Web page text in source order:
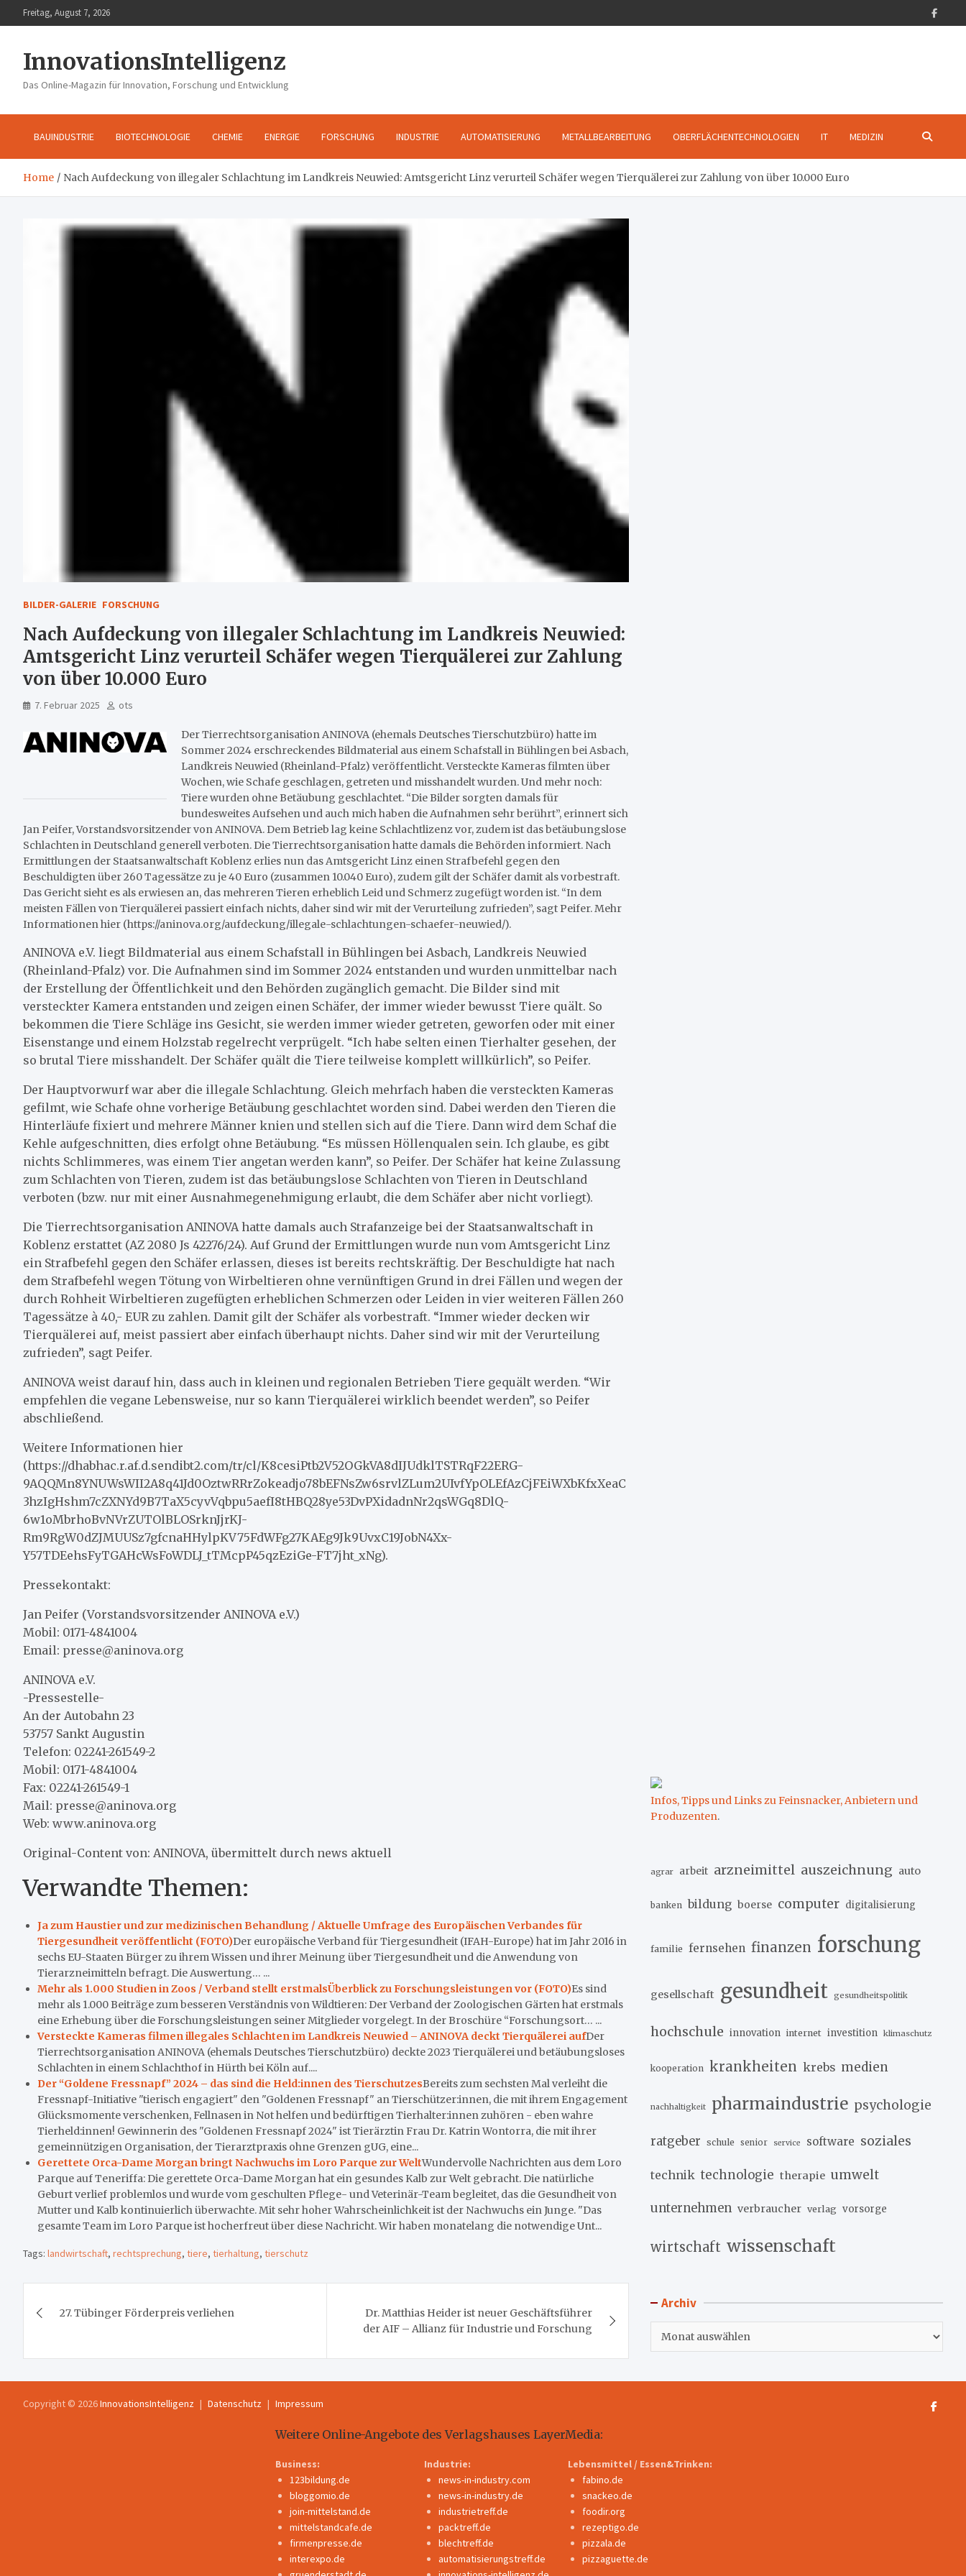
to
Freitag, August 7, 2026
InnovationsIntelligenz
Das Online-Magazin für Innovation, Forschung und Entwicklung
BAUINDUSTRIE BIOTECHNOLOGIE CHEMIE ENERGIE FORSCHUNG INDUSTRIE AUTOMATISIERUNG METALLBEARBEITUNG OBERFLÄCHENTECHNOLOGIEN IT MEDIZIN
Home Nach Aufdeckung von illegaler Schlachtung im Landkreis Neuwied: Amtsgericht Linz verurteil Schäfer wegen Tierquälerei zur Zahlung von über 10.000 Euro
BILDER-GALERIE FORSCHUNG
Nach Aufdeckung von illegaler Schlachtung im Landkreis Neuwied:
Amtsgericht Linz verurteil Schäfer wegen Tierquälerei zur Zahlung
von über 10.000 Euro
7. Februar 2025 ots
Der Tierrechtsorganisation ANINOVA (ehemals Deutsches Tierschutzbüro) hatte im
Sommer 2024 erschreckendes Bildmaterial aus einem Schafstall in Bühlingen bei Asbach,
Landkreis Neuwied (Rheinland-Pfalz) veröffentlicht. Versteckte Kameras filmten über
Wochen, wie Schafe geschlagen, getreten und misshandelt wurden. Und mehr noch:
Tiere wurden ohne Betäubung geschlachtet. “Die Bilder sorgten damals für
bundesweites Aufsehen und auch mich haben die Aufnahmen sehr berührt”, erinnert sich
Jan Peifer, Vorstandsvorsitzender von ANINOVA. Dem Betrieb lag keine Schlachtlizenz vor, zudem ist das betäubungslose
Schlachten in Deutschland generell verboten. Die Tierrechtsorganisation hatte damals die Behörden informiert. Nach
Ermittlungen der Staatsanwaltschaft Koblenz erlies nun das Amtsgericht Linz einen Strafbefehl gegen den
Beschuldigten über 260 Tagessätze zu je 40 Euro (zusammen 10.040 Euro), zudem gilt der Schäfer damit als vorbestraft.
Das Gericht sieht es als erwiesen an, das mehreren Tieren erheblich Leid und Schmerz zugefügt worden ist. “In dem
meisten Fällen von Tierquälerei passiert einfach nichts, daher sind wir mit der Verurteilung zufrieden”, sagt Peifer. Mehr
Informationen hier (https://aninova.org/aufdeckung/illegale-schlachtungen-schaefer-neuwied/).
ANINOVA e.V. liegt Bildmaterial aus einem Schafstall in Bühlingen bei Asbach, Landkreis Neuwied
(Rheinland-Pfalz) vor. Die Aufnahmen sind im Sommer 2024 entstanden und wurden unmittelbar nach
der Erstellung der Öffentlichkeit und den Behörden zugänglich gemacht. Die Bilder sind mit
versteckter Kamera entstanden und zeigen einen Schäfer, der immer wieder bewusst Tiere quält. So
bekommen die Tiere Schläge ins Gesicht, sie werden immer wieder getreten, geworfen oder mit einer
Eisenstange und einem Holzstab regelrecht verprügelt. “Ich habe selten einen Tierhalter gesehen, der
so brutal Tiere misshandelt. Der Schäfer quält die Tiere teilweise komplett willkürlich”, so Peifer.
Der Hauptvorwurf war aber die illegale Schlachtung. Gleich mehrfach haben die versteckten Kameras
gefilmt, wie Schafe ohne vorherige Betäubung geschlachtet worden sind. Dabei werden den Tieren die
Hinterläufe fixiert und mehrere Männer knien und stellen sich auf die Tiere. Dann wird dem Schaf die
Kehle aufgeschnitten, dies erfolgt ohne Betäubung. “Es müssen Höllenqualen sein. Ich glaube, es gibt
nichts Schlimmeres, was einem Tier angetan werden kann”, so Peifer. Der Schäfer hat keine Zulassung
zum Schlachten von Tieren, zudem ist das betäubungslose Schlachten von Tieren in Deutschland
verboten (bzw. nur mit einer Ausnahmegenehmigung erlaubt, die dem Schäfer aber nicht vorliegt).
Die Tierrechtsorganisation ANINOVA hatte damals auch Strafanzeige bei der Staatsanwaltschaft in
Koblenz erstattet (AZ 2080 Js 42276/24). Auf Grund der Ermittlungen wurde nun vom Amtsgericht Linz
ein Strafbefehl gegen den Schäfer erlassen, dieses ist bereits rechtskräftig. Der Beschuldigte hat nach
dem Strafbefehl wegen Tötung von Wirbeltieren ohne vernünftigen Grund in drei Fällen und wegen der
durch Rohheit Wirbeltieren zugefügten erheblichen Schmerzen oder Leiden in vier weiteren Fällen 260
Tagessätze à 40,- EUR zu zahlen. Damit gilt der Schäfer als vorbestraft. “Immer wieder decken wir
Tierquälerei auf, meist passiert aber einfach überhaupt nichts. Daher sind wir mit der Verurteilung
zufrieden”, sagt Peifer.
ANINOVA weist darauf hin, dass auch in kleinen und regionalen Betrieben Tiere gequält werden. “Wir
empfehlen die vegane Lebensweise, nur so kann Tierquälerei wirklich beendet werden”, so Peifer
abschließend.
Weitere Informationen hier
(https://dhabhac.r.af.d.sendibt2.com/tr/cl/K8cesiPtb2V52OGkVA8dIJUdklTSTRqF22ERG-
9AQQMn8YNUWsWII2A8q41Jd0OztwRRrZokeadjo78bEFNsZw6srvlZLum2UIvfYpOLEfAzCjFEiWXbKfxXeaC
3hzIgHshm7cZXNYd9B7TaX5cyvVqbpu5aefI8tHBQ28ye53DvPXidadnNr2qsWGq8DlQ-
6w1oMbrhoBvNVrZUTOlBLOSrknJjrKJ-
Rm9RgW0dZJMUUSz7gfcnaHHylpKV75FdWFg27KAEg9Jk9UvxC19JobN4Xx-
Y57TDEehsFyTGAHcWsFoWDLJ_tTMcpP45qzEziGe-FT7jht_xNg).
Pressekontakt:
Jan Peifer (Vorstandsvorsitzender ANINOVA e.V.)
Mobil: 0171-4841004
Email: presse@aninova.org
ANINOVA e.V.
-Pressestelle-
An der Autobahn 23
53757 Sankt Augustin
Telefon: 02241-261549-2
Mobil: 0171-4841004
Fax: 02241-261549-1
Mail: presse@aninova.org
Web: www.aninova.org
Original-Content von: ANINOVA, übermittelt durch news aktuell
Verwandte Themen:
Ja zum Haustier und zur medizinischen Behandlung / Aktuelle Umfrage des Europäischen Verbandes für
Tiergesundheit veröffentlicht (FOTO)Der europäische Verband für Tiergesundheit (IFAH-Europe) hat im Jahr 2016 in
sechs EU-Staaten Bürger zu ihrem Wissen und ihrer Meinung über Tiergesundheit und die Anwendung von
Tierarzneimitteln befragt. Die Auswertung… ...
Mehr als 1.000 Studien in Zoos / Verband stellt erstmalsÜberblick zu Forschungsleistungen vor (FOTO)Es sind
mehr als 1.000 Beiträge zum besseren Verständnis von Wildtieren: Der Verband der Zoologischen Gärten hat erstmals
eine Erhebung über die Forschungsleistungen seiner Mitglieder vorgelegt. In der Broschüre “Forschungsort… ...
Versteckte Kameras filmen illegales Schlachten im Landkreis Neuwied – ANINOVA deckt Tierquälerei aufDer
Tierrechtsorganisation ANINOVA (ehemals Deutsches Tierschutzbüro) deckte 2023 Tierquälerei und betäubungsloses
Schlachten in einem Schlachthof in Hürth bei Köln auf....
Der “Goldene Fressnapf” 2024 – das sind die Held:innen des TierschutzesBereits zum sechsten Mal verleiht die
Fressnapf-Initiative "tierisch engagiert" den "Goldenen Fressnapf" an Tierschützer:innen, die mit ihrem Engagement
Glücksmomente verschenken, Fellnasen in Not helfen und bedürftigen Tierhalter:innen zuhören - eben wahre
Tierheld:innen! Gewinnerin des "Goldenen Fressnapf 2024" ist Tierärztin Frau Dr. Katrin Wontorra, die mit ihrer
gemeinnützigen Organisation, der Tierarztpraxis ohne Grenzen gUG, eine...
Gerettete Orca-Dame Morgan bringt Nachwuchs im Loro Parque zur WeltWundervolle Nachrichten aus dem Loro
Parque auf Teneriffa: Die gerettete Orca-Dame Morgan hat ein gesundes Kalb zur Welt gebracht. Die natürliche
Geburt verlief problemlos und wurde vom geschulten Pflege- und Veterinär-Team begleitet, das die Gesundheit von
Mutter und Kalb kontinuierlich überwachte. Mit sehr hoher Wahrscheinlichkeit ist der Nachwuchs ein Junge. "Das
gesamte Team im Loro Parque ist hocherfreut über diese Nachricht. Wir haben monatelang die notwendige Unt...
Tags: landwirtschaft, rechtsprechung, tiere, tierhaltung, tierschutz
27. Tübinger Förderpreis verliehen
Dr. Matthias Heider ist neuer Geschäftsführer
der AIF – Allianz für Industrie und Forschung
Infos, Tipps und Links zu Feinsnacker, Anbietern und
Produzenten.
agrar arbeit arzneimittel auszeichnung auto
banken bildung boerse computer digitalisierung
familie fernsehen finanzen forschung
gesellschaft gesundheit gesundheitspolitik
hochschule innovation internet investition klimaschutz
kooperation krankheiten krebs medien
nachhaltigkeit pharmaindustrie psychologie
ratgeber schule senior service software soziales
technik technologie therapie umwelt
unternehmen verbraucher verlag vorsorge
wirtschaft wissenschaft
Archiv
Copyright © 2026InnovationsIntelligenz Datenschutz Impressum
Weitere Online-Angebote des Verlagshauses LayerMedia:
Business:
123bildung.de
bloggomio.de
join-mittelstand.de
mittelstandcafe.de
firmenpresse.de
interexpo.de
Industrie:
news-in-industry.com
news-in-industry.de
industrietreff.de
packtreff.de
blechtreff.de
automatisierungstreff.de
Lebensmittel / Essen&Trinken:
fabino.de
snackeo.de
foodir.org
rezeptigo.de
pizzala.de
pizzaguette.de